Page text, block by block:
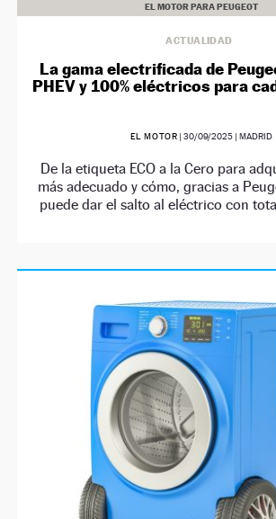
EL MOTOR PARA PEUGEOT
ACTUALIDAD
La gama electrificada de
PHEV y 100% eléctricos para
EL MOTOR |30/09/2025 | MADRID
De la etiqueta ECO a la Cero para
más adecuado y cómo, gracias a
puede dar el salto al eléctrico con